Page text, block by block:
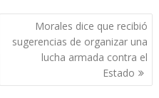
Morales dice que recibió
sugerencias de organizar una
lucha armada contra el
Estado